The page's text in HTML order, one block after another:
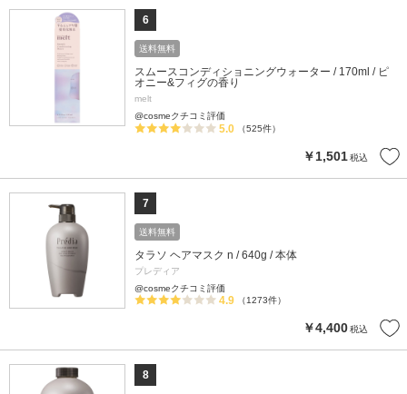
6
送料無料
スムースコンディショニングウォーター / 170ml / ピ
オニー&フィグの香り
melt
@cosmeクチコミ評価
5.0 （525件）
￥1,501税込
7
送料無料
タラソ ヘアマスク n / 640g / 本体
プレディア
@cosmeクチコミ評価
4.9 （1273件）
￥4,400税込
8